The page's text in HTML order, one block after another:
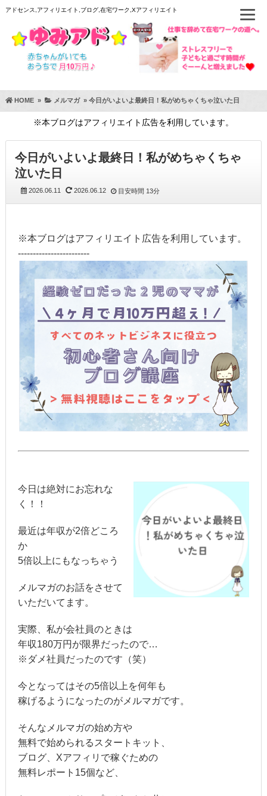
アドセンス,アフィリエイト,ブログ,在宅ワーク,Xアフィリエイト
HOME» メルマガ» 今日がいよいよ最終日！私がめちゃくちゃ泣いた日
※本ブログはアフィリエイト広告を利用しています。
今日がいよいよ最終日！私がめちゃくちゃ
泣いた日
2026.06.11 2026.06.12 目安時間 13分
※本ブログはアフィリエイト広告を利用しています。
------------------------
今日は絶対にお忘れな
く！！
最近は年収が2倍どころ
か
5倍以上にもなっちゃう
メルマガのお話をさせて
いただいてます。
実際、私が会社員のときは
年収180万円が限界だったので…
※ダメ社員だったのです（笑）
今となってはその5倍以上を何年も
稼げるようになったのがメルマガです。
そんなメルマガの始め方や
無料で始められるスタートキット、
ブログ、Xアフィリで稼ぐための
無料レポート15個など、